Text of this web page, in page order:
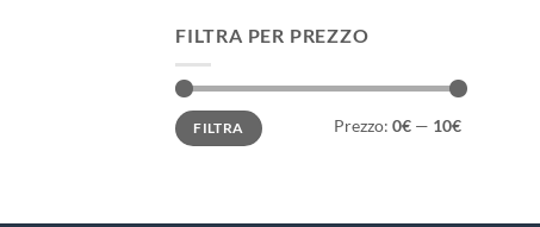
FILTRA PER PREZZO
Prezzo
Min
Prezzo
MaxFILTRA Prezzo: 0€ — 10€